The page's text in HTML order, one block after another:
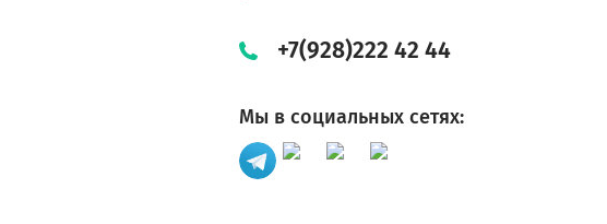
+7(928)222 42 44
Мы в социальных сетях: